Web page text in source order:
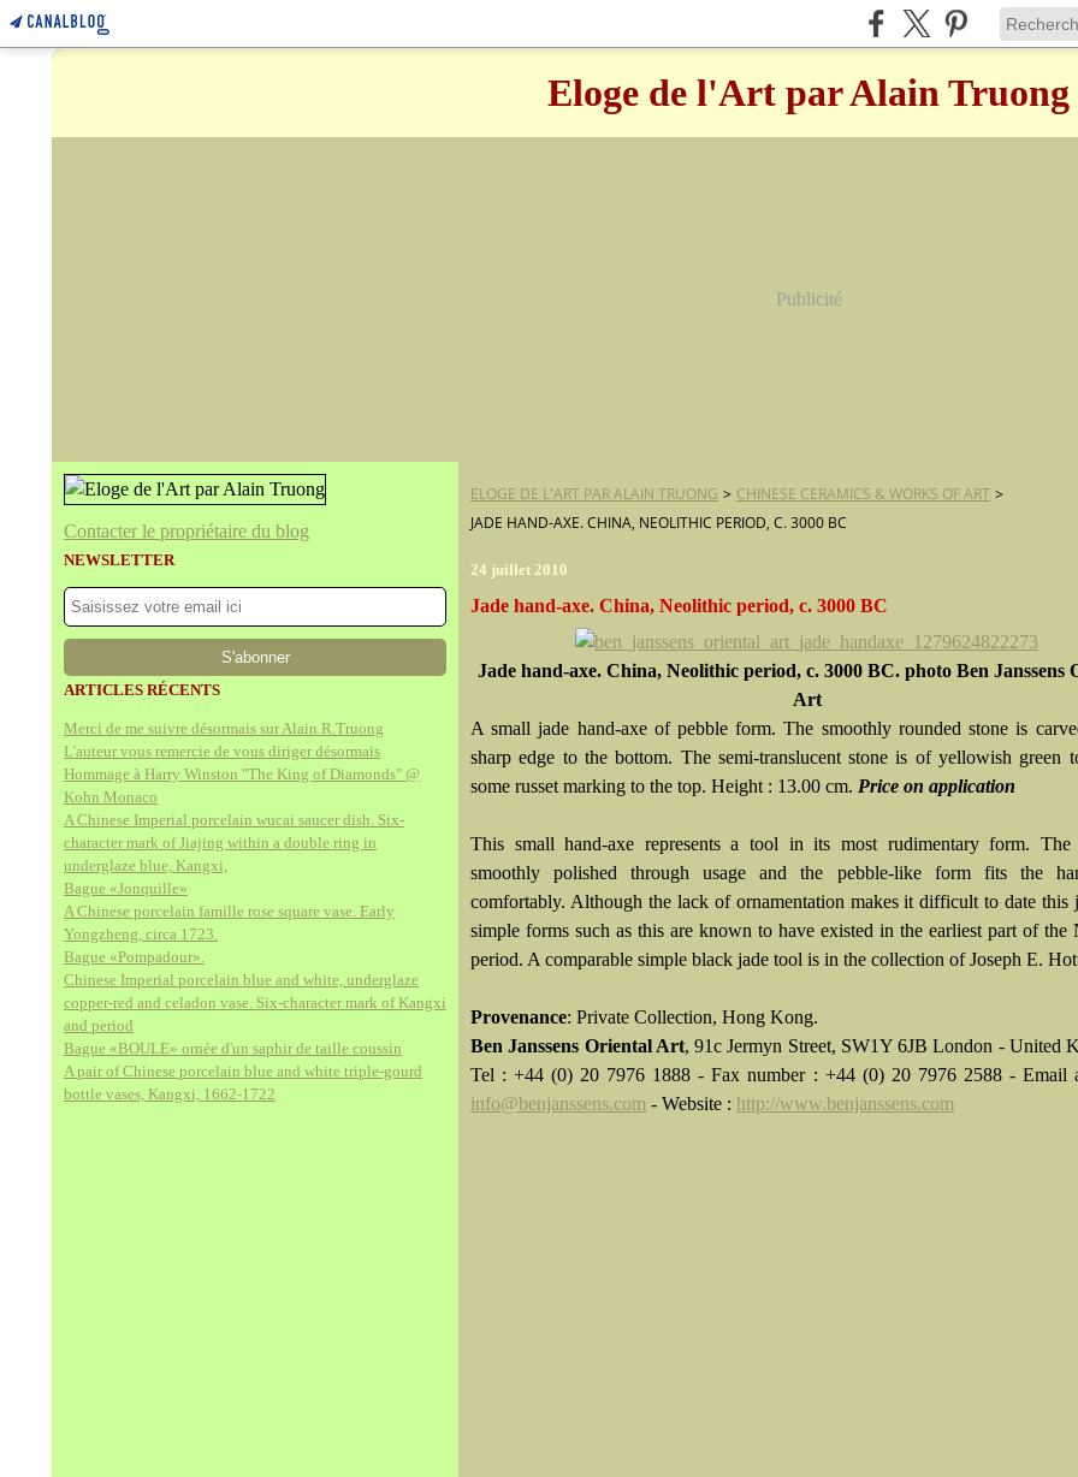
Eloge de l'Art par Alain Truong
Publicité
Contacter le propriétaire du blog
NEWSLETTER
ARTICLES RÉCENTS
Merci de me suivre désormais sur Alain.R.Truong
L'auteur vous remercie de vous diriger désormais
Hommage à Harry Winston "The King of Diamonds" @
Kohn Monaco
A Chinese Imperial porcelain wucai saucer dish. Six-
character mark of Jiajing within a double ring in
underglaze blue, Kangxi,
Bague «Jonquille»
A Chinese porcelain famille rose square vase. Early
Yongzheng, circa 1723.
Bague «Pompadour».
Chinese Imperial porcelain blue and white, underglaze
copper-red and celadon vase. Six-character mark of Kangxi
and period
Bague «BOULE» ornée d'un saphir de taille coussin
A pair of Chinese porcelain blue and white triple-gourd
bottle vases, Kangxi, 1662-1722
ELOGE DE L'ART PAR ALAIN TRUONG > CHINESE CERAMICS & WORKS OF ART >
JADE HAND-AXE. CHINA, NEOLITHIC PERIOD, C. 3000 BC
24 juillet 2010
Jade hand-axe. China, Neolithic period, c. 3000 BC
Jade hand-axe. China, Neolithic period, c. 3000 BC. photo Ben Janssens
Art
A small jade hand-axe of pebble form. The smoothly rounded stone is
sharp edge to the bottom. The semi-translucent stone is of yellowish green
some russet marking to the top. Height : 13.00 cm. Price on application
This small hand-axe represents a tool in its most rudimentary form. The
smoothly polished through usage and the pebble-like form fits the
comfortably. Although the lack of ornamentation makes it difficult to date this
simple forms such as this are known to have existed in the earliest part of the
period. A comparable simple black jade tool is in the collection of Joseph E.
Provenance: Private Collection, Hong Kong.
Ben Janssens Oriental Art, 91c Jermyn Street, SW1Y 6JB London - United
Tel : +44 (0) 20 7976 1888 - Fax number : +44 (0) 20 7976 2588 - Email
info@benjanssens.com - Website : http://www.benjanssens.com